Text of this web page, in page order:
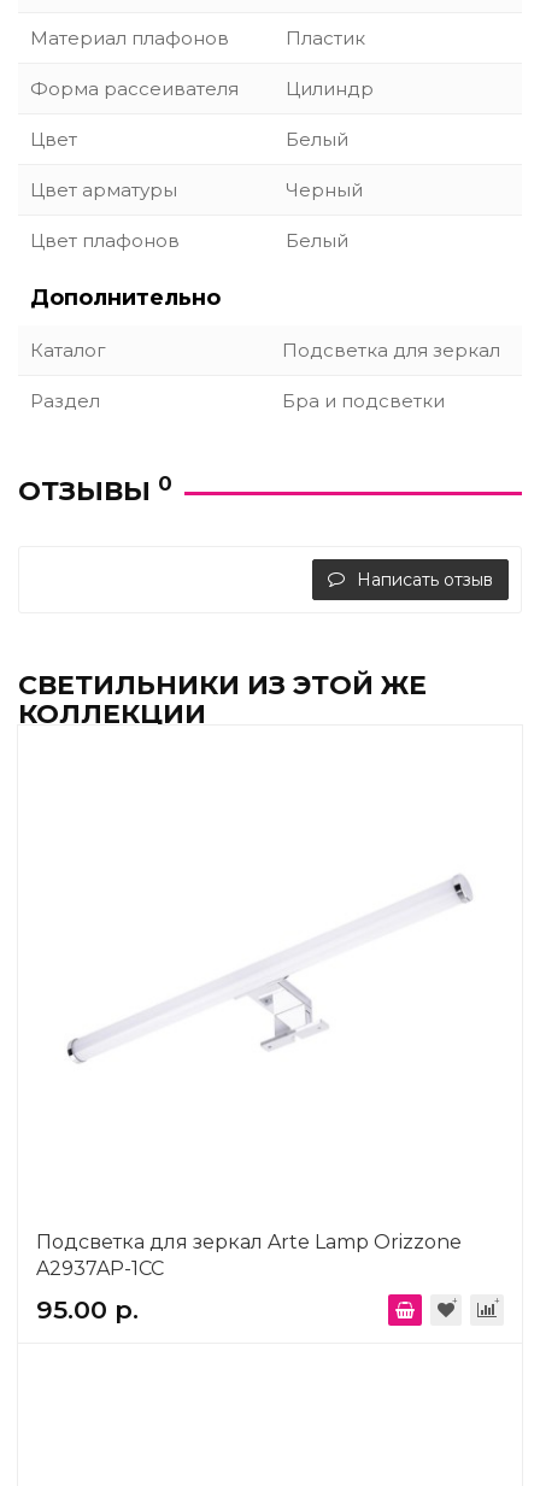
Материал плафонов Пластик
Форма рассеивателя Цилиндр
Цвет Белый
Цвет арматуры Черный
Цвет плафонов Белый
Дополнительно
Каталог Подсветка для зеркал
Раздел Бра и подсветки
ОТЗЫВЫ 0
Написать отзыв
СВЕТИЛЬНИКИ ИЗ ЭТОЙ ЖЕ
КОЛЛЕКЦИИ
Подсветка для зеркал Arte Lamp Orizzone
A2937AP-1CC
95.00 р.